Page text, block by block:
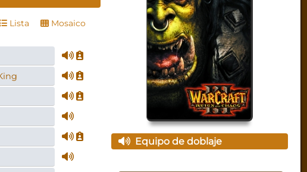
Lista Mosaico
Equipo de doblaje